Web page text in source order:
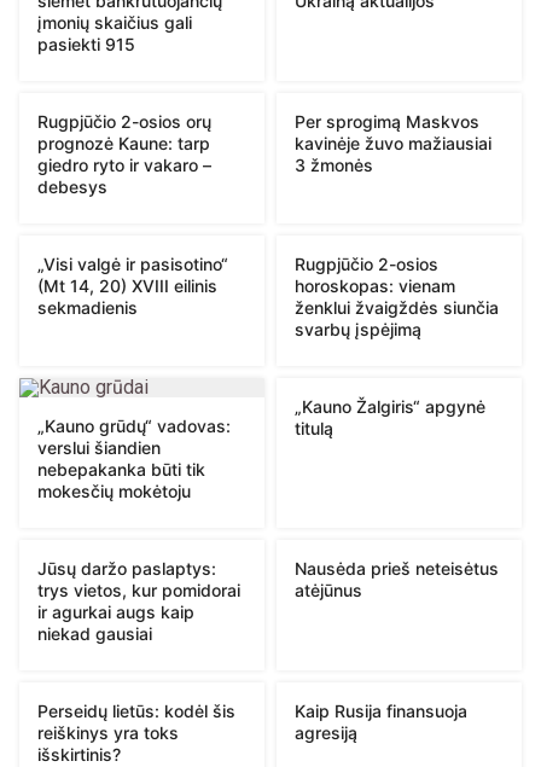
įmonių skaičius gali
pasiekti 915
Rugpjūčio 2-osios orų
prognozė Kaune: tarp
giedro ryto ir vakaro –
debesys
Per sprogimą Maskvos
kavinėje žuvo mažiausiai
3 žmonės
„Visi valgė ir pasisotino“
(Mt 14, 20) XVIII eilinis
sekmadienis
Rugpjūčio 2-osios
horoskopas: vienam
ženklui žvaigždės siunčia
svarbų įspėjimą
„Kauno grūdų“ vadovas:
verslui šiandien
nebepakanka būti tik
mokesčių mokėtoju
„Kauno Žalgiris“ apgynė
titulą
Jūsų daržo paslaptys:
trys vietos, kur pomidorai
ir agurkai augs kaip
niekad gausiai
Nausėda prieš neteisėtus
atėjūnus
Perseidų lietūs: kodėl šis
reiškinys yra toks
išskirtinis?
Kaip Rusija finansuoja
agresiją